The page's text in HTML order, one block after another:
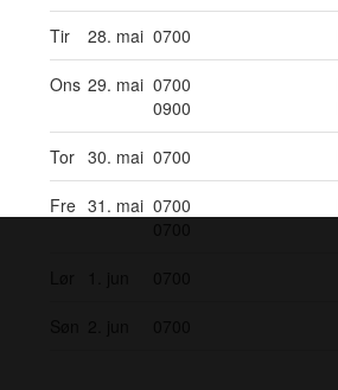
Tir 28. mai 0700
Ons 29. mai 0700
0900
Tor 30. mai 0700
Fre 31. mai 0700